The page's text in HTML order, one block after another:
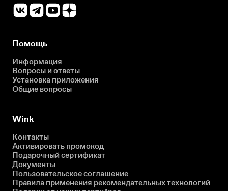
Помощь
Информация
Вопросы и ответы
Установка приложения
Общие вопросы
Wink
Контакты
Активировать промокод
Подарочный сертификат
Документы
Пользовательское соглашение
Правила применения рекомендательных технологий